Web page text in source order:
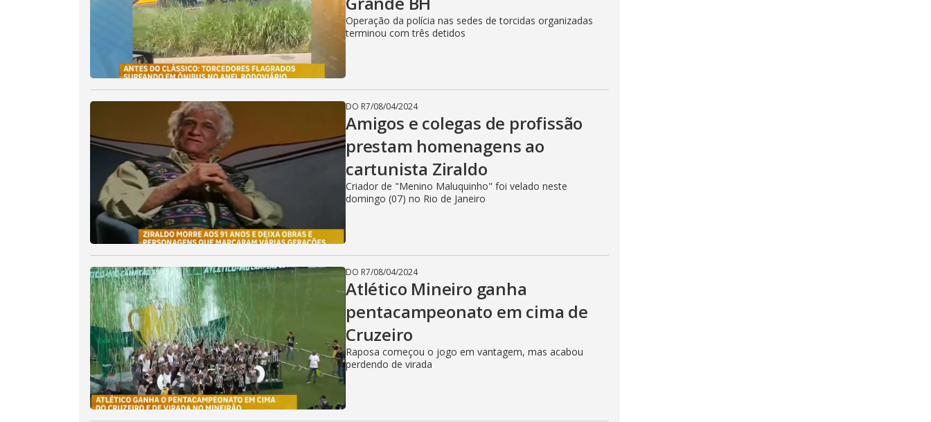
i
d
e
o
Operação da polícia nas sedes de torcidas organizadas
terminou com três detidos
DO R7/08/04/2024
Amigos e colegas de profissão
prestam homenagens ao
cartunista Ziraldo
Criador de "Menino Maluquinho" foi velado neste
domingo (07) no Rio de Janeiro
DO R7/08/04/2024
Atlético Mineiro ganha
pentacampeonato em cima de
Cruzeiro
Raposa começou o jogo em vantagem, mas acabou
perdendo de virada